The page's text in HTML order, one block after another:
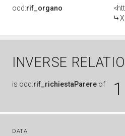
ocd:rif_organo
INVERSE
is ocd:rif_richiestaParere of
DATA